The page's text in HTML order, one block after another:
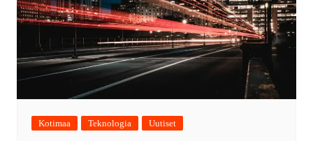
Kotimaa Teknologia Uutiset